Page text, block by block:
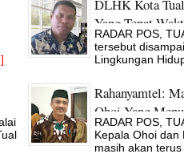
DLHK Kota
Yang Tepat
Upah Petugas
RADAR POS,
tersebut
Lingkungan
Rahanyamtel:
Ohoi Yang
Tahun 2023
RADAR POS,
Kepala Ohoi dan
masih akan terus